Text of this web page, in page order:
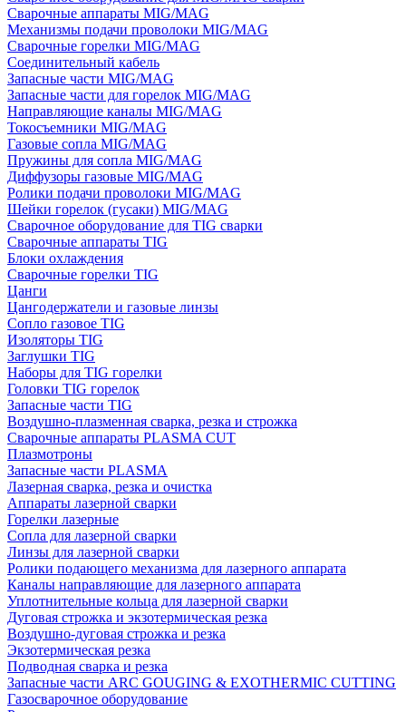
Сварочные аппараты MIG/MAG
Механизмы подачи проволоки MIG/MAG
Сварочные горелки MIG/MAG
Соединительный кабель
Запасные части MIG/MAG
Запасные части для горелок MIG/MAG
Направляющие каналы MIG/MAG
Токосъемники MIG/MAG
Газовые сопла MIG/MAG
Пружины для сопла MIG/MAG
Диффузоры газовые MIG/MAG
Ролики подачи проволоки MIG/MAG
Шейки горелок (гусаки) MIG/MAG
Сварочное оборудование для TIG сварки
Сварочные аппараты TIG
Блоки охлаждения
Сварочные горелки TIG
Цанги
Цангодержатели и газовые линзы
Сопло газовое TIG
Изоляторы TIG
Заглушки TIG
Наборы для TIG горелки
Головки TIG горелок
Запасные части TIG
Воздушно-плазменная сварка, резка и строжка
Сварочные аппараты PLASMA CUT
Плазмотроны
Запасные части PLASMA
Лазерная сварка, резка и очистка
Аппараты лазерной сварки
Горелки лазерные
Сопла для лазерной сварки
Линзы для лазерной сварки
Ролики подающего механизма для лазерного аппарата
Каналы направляющие для лазерного аппарата
Уплотнительные кольца для лазерной сварки
Дуговая строжка и экзотермическая резка
Воздушно-дуговая строжка и резка
Экзотермическая резка
Подводная сварка и резка
Запасные части ARC GOUGING & EXOTHERMIC CUTTING
Газосварочное оборудование